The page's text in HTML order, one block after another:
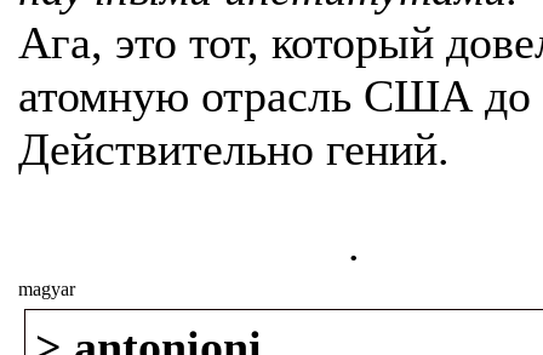
Ага, это тот, который
атомную отрасль США до
Действительно гений.
.
magyar